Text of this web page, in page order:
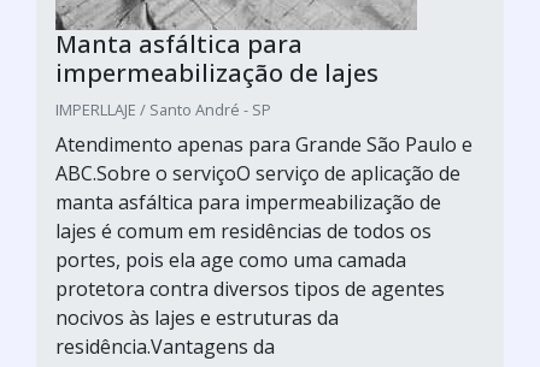
Manta asfáltica para
impermeabilização de lajes
IMPERLLAJE / Santo André - SP
Atendimento apenas para Grande São Paulo e
ABC.Sobre o serviçoO serviço de aplicação de
manta asfáltica para impermeabilização de
lajes é comum em residências de todos os
portes, pois ela age como uma camada
protetora contra diversos tipos de agentes
nocivos às lajes e estruturas da
residência.Vantagens da